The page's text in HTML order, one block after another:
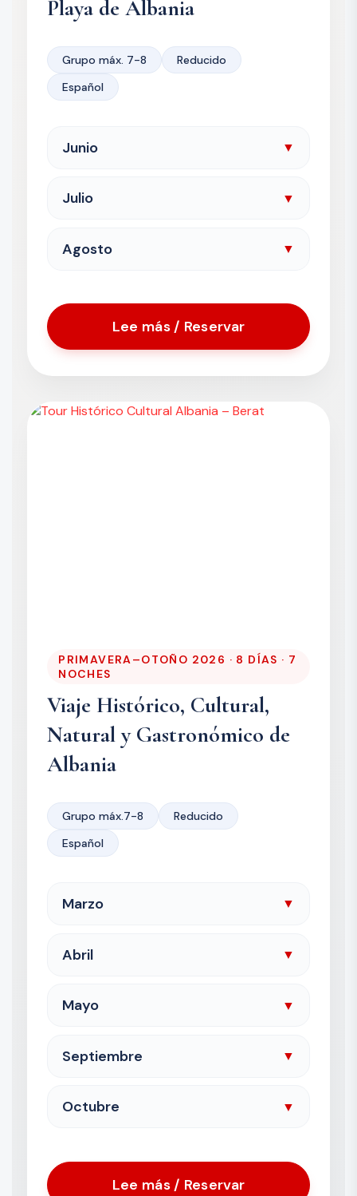
Playa de Albania
Grupo máx. 7-8
Reducido
Español
Junio ▼
Julio ▼
Agosto ▼
Lee más / Reservar
PRIMAVERA–OTOÑO 2026 · 8 DÍAS · 7
NOCHES
Viaje Histórico, Cultural,
Natural y Gastronómico de
Albania
Grupo máx.7-8
Reducido
Español
Marzo ▼
Abril ▼
Mayo ▼
Septiembre ▼
Octubre ▼
Lee más / Reservar